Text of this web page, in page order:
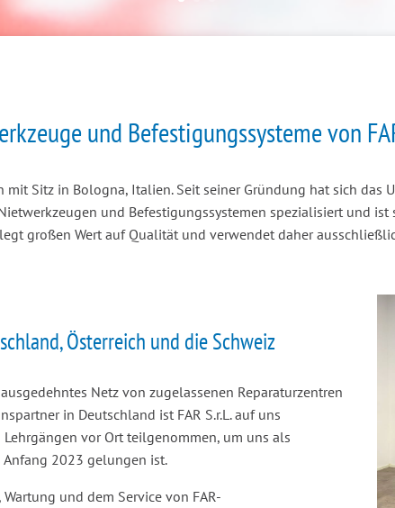
und Befestigungssysteme von
mit Sitz in Bologna, Italien. Seit seiner Gründung hat sich
und Befestigungssystemen spezialisiert und ist
großen Wert auf Qualität und verwendet daher
Österreich und die Schweiz
Netz von zugelassenen Reparaturzentren
in Deutschland ist FAR S.r.L. auf uns
vor Ort teilgenommen, um uns als
Anfang 2023 gelungen ist.
und dem Service von FAR-